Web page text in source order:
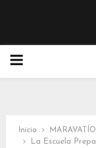
PRIMARY
Inicio
MARAVATÍO
La Escuela